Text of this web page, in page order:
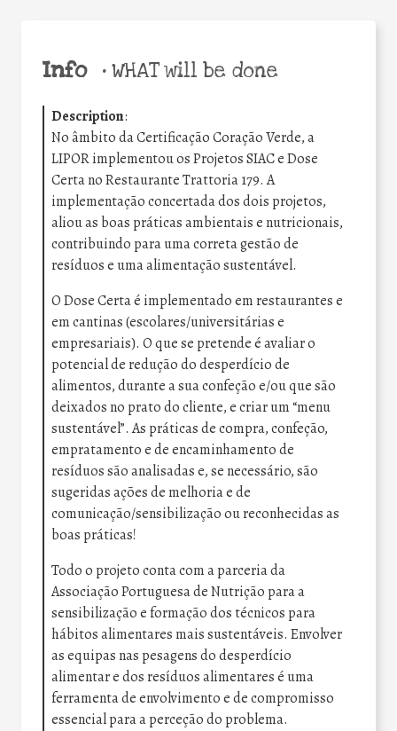
Info •WHAT will be done
Description:
No âmbito da Certificação Coração Verde, a
LIPOR implementou os Projetos SIAC e Dose
Certa no Restaurante Trattoria 179. A
implementação concertada dos dois projetos,
aliou as boas práticas ambientais e nutricionais,
contribuindo para uma correta gestão de
resíduos e uma alimentação sustentável.
O Dose Certa é implementado em restaurantes e
em cantinas (escolares/universitárias e
empresariais). O que se pretende é avaliar o
potencial de redução do desperdício de
alimentos, durante a sua confeção e/ou que são
deixados no prato do cliente, e criar um “menu
sustentável”. As práticas de compra, confeção,
empratamento e de encaminhamento de
resíduos são analisadas e, se necessário, são
sugeridas ações de melhoria e de
comunicação/sensibilização ou reconhecidas as
boas práticas!
Todo o projeto conta com a parceria da
Associação Portuguesa de Nutrição para a
sensibilização e formação dos técnicos para
hábitos alimentares mais sustentáveis. Envolver
as equipas nas pesagens do desperdício
alimentar e dos resíduos alimentares é uma
ferramenta de envolvimento e de compromisso
essencial para a perceção do problema.